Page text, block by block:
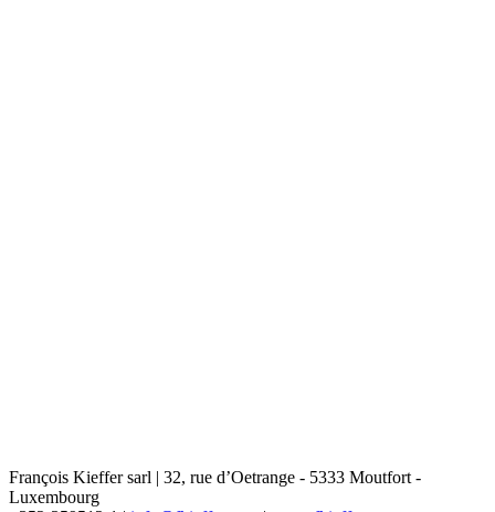
François Kieffer sarl | 32, rue d’Oetrange - 5333 Moutfort -
Luxembourg